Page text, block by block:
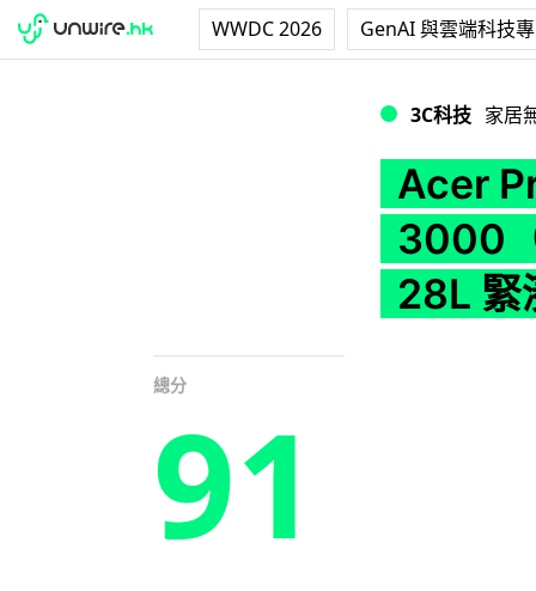
WWDC 2026 GenAI 與雲端科技
3C科技 家居
Acer
3000
28L 緊
總分
91